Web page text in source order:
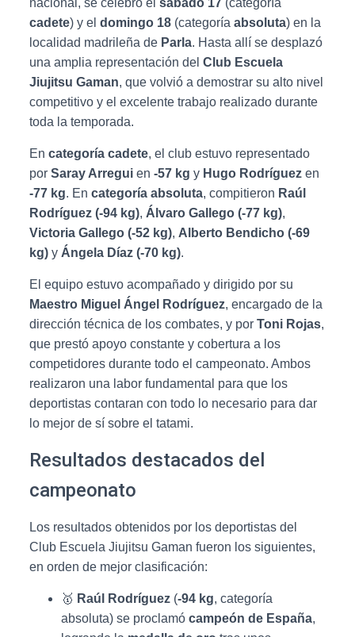
Ó
nacional, se celebró elsábado 17 (categoría
cadete) y eldomingo 18 (categoríaabsoluta) en la
localidad madrileña de Parla. Hasta allí se desplazó
una amplia representación delClub Escuela
Jiujitsu Gaman, que volvió a demostrar su alto nivel
competitivo y el excelente trabajo realizado durante
toda la temporada.
Encategoría cadete, el club estuvo representado
porSaray Arregui en-57 kg y Hugo Rodríguez en
-77 kg. Encategoría absoluta, compitieron Raúl
Rodríguez (-94 kg), Álvaro Gallego (-77 kg),
Victoria Gallego (-52 kg), Alberto Bendicho (-69
kg) y Ángela Díaz (-70 kg).
El equipo estuvo acompañado y dirigido por su
Maestro Miguel Ángel Rodríguez, encargado de la
dirección técnica de los combates, y porToni Rojas,
que prestó apoyo constante y cobertura a los
competidores durante todo el campeonato. Ambos
realizaron una labor fundamental para que los
deportistas contaran con todo lo necesario para dar
lo mejor de sí sobre el tatami.
Resultados destacados del
campeonato
Los resultados obtenidos por los deportistas del
Club Escuela Jiujitsu Gaman fueron los siguientes,
en orden de mejor clasificación:
🥇 Raúl Rodríguez (-94 kg, categoría
absoluta) se proclamócampeón de España,